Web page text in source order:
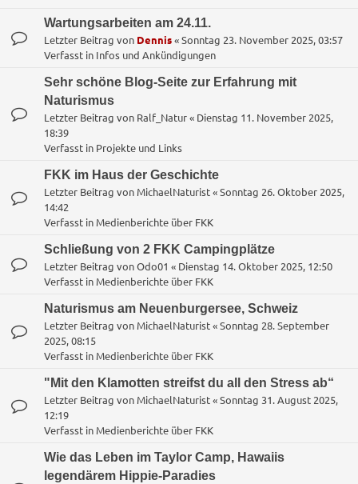
Wartungsarbeiten am 24.11.
Letzter Beitrag von Dennis«Sonntag 23. November 2025, 03:57
Verfasst in Infos und Ankündigungen
Sehr schöne Blog-Seite zur Erfahrung mit
Naturismus
Letzter Beitrag von Ralf_Natur« Dienstag 11. November 2025,
18:39
Verfasst in Projekte und Links
FKK im Haus der Geschichte
Letzter Beitrag von MichaelNaturist«Sonntag 26. Oktober 2025,
14:42
Verfasst in Medienberichte über FKK
Schließung von 2 FKK Campingplätze
Letzter Beitrag vonOdo01 « Dienstag 14. Oktober 2025, 12:50
Verfasst in Medienberichte über FKK
Naturismus am Neuenburgersee, Schweiz
Letzter Beitrag von MichaelNaturist«Sonntag 28. September
2025, 08:15
Verfasst in Medienberichte über FKK
"Mit den Klamotten streifst du all den Stress ab“
Letzter Beitrag von MichaelNaturist«Sonntag 31. August 2025,
12:19
Verfasst in Medienberichte über FKK
Wie das Leben im Taylor Camp, Hawaiis
legendärem Hippie-Paradies